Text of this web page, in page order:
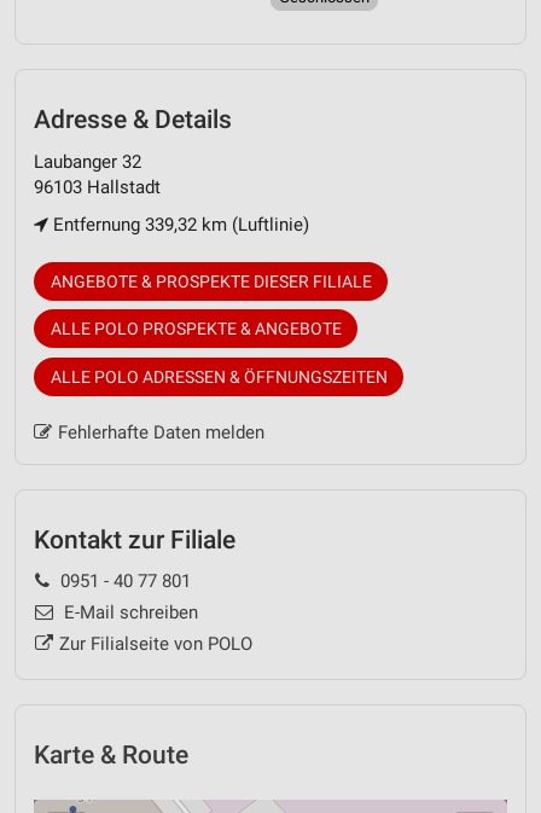
Adresse & Details
Laubanger 32
96103 Hallstadt
Entfernung 339,32 km (Luftlinie)
ANGEBOTE & PROSPEKTE DIESER FILIALE
ALLE POLO PROSPEKTE & ANGEBOTE
ALLE POLO ADRESSEN & ÖFFNUNGSZEITEN
Fehlerhafte Daten melden
Kontakt zur Filiale
0951 - 40 77 801
E-Mail schreiben
Zur Filialseite von POLO
Karte & Route